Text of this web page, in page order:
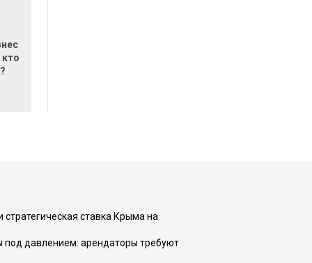
кто
стратегическая ставка Крыма на
под давлением: арендаторы требуют